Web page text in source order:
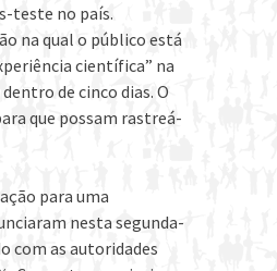
teste no país.
na qual o público está
científica” na
de cinco dias. O
que possam rastreá-
para uma
nesta segunda-
com as autoridades